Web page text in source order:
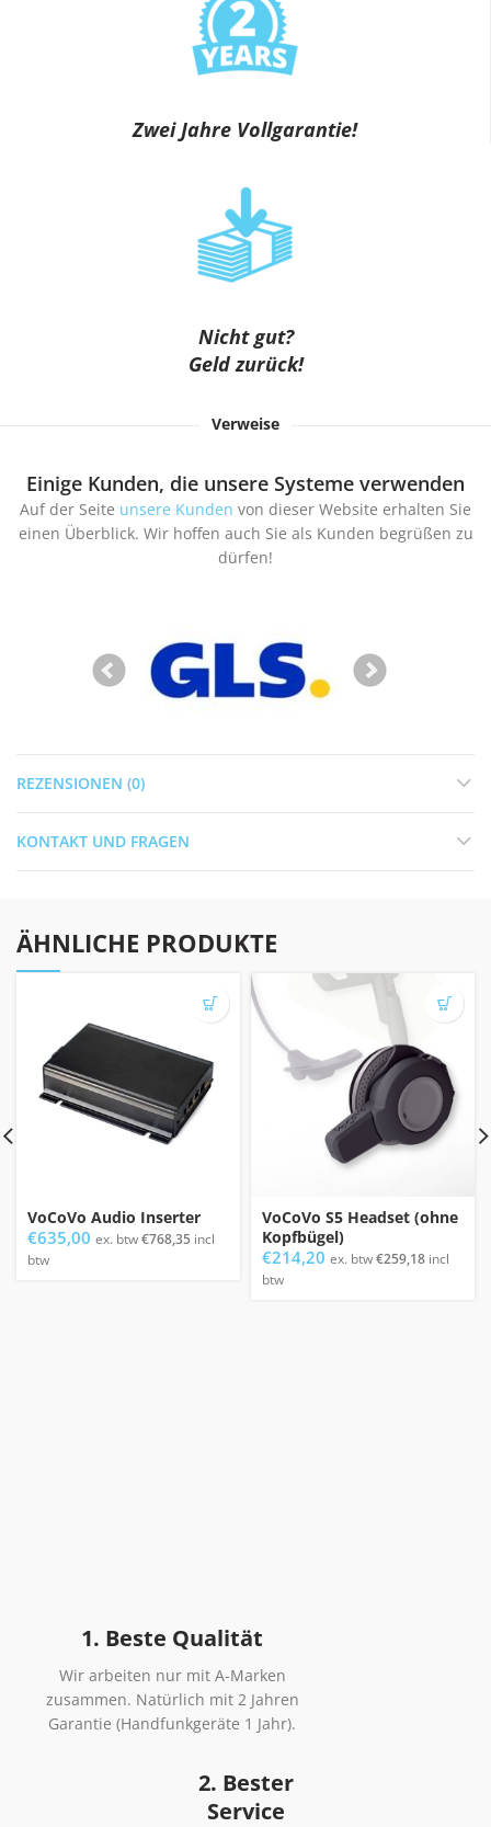
Zwei Jahre Vollgarantie!
Nicht gut?
Geld zurück!
Verweise
Einige Kunden, die unsere Systeme verwenden
Auf der Seite unsere Kunden von dieser Website erhalten Sie
einen Überblick. Wir hoffen auch Sie als Kunden begrüßen zu
dürfen!
REZENSIONEN (0)
KONTAKT UND FRAGEN
ÄHNLICHE PRODUKTE
VoCoVo Audio Inserter
€635,00 ex. btw€768,35 incl
btw
VoCoVo S5 Headset (ohne
Kopfbügel)
€214,20 ex. btw€259,18 incl
btw
1. Beste Qualität
Wir arbeiten nur mit A-Marken
zusammen. Natürlich mit 2 Jahren
Garantie (Handfunkgeräte 1 Jahr).
2. Bester
Service